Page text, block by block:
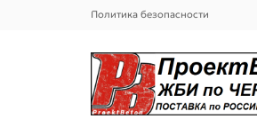
Политика безопасности